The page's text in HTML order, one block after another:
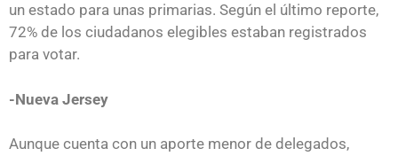
un estado para unas primarias. Según el último reporte,
72% de los ciudadanos elegibles estaban registrados
para votar.
-Nueva Jersey
Aunque cuenta con un aporte menor de delegados,